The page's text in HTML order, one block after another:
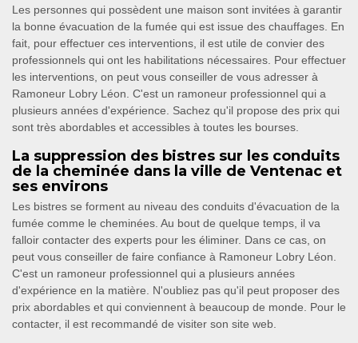
Les personnes qui possèdent une maison sont invitées à garantir
la bonne évacuation de la fumée qui est issue des chauffages. En
fait, pour effectuer ces interventions, il est utile de convier des
professionnels qui ont les habilitations nécessaires. Pour effectuer
les interventions, on peut vous conseiller de vous adresser à
Ramoneur Lobry Léon. C'est un ramoneur professionnel qui a
plusieurs années d'expérience. Sachez qu'il propose des prix qui
sont très abordables et accessibles à toutes les bourses.
La suppression des bistres sur les conduits
de la cheminée dans la ville de Ventenac et
ses environs
Les bistres se forment au niveau des conduits d'évacuation de la
fumée comme le cheminées. Au bout de quelque temps, il va
falloir contacter des experts pour les éliminer. Dans ce cas, on
peut vous conseiller de faire confiance à Ramoneur Lobry Léon.
C'est un ramoneur professionnel qui a plusieurs années
d'expérience en la matière. N'oubliez pas qu'il peut proposer des
prix abordables et qui conviennent à beaucoup de monde. Pour le
contacter, il est recommandé de visiter son site web.